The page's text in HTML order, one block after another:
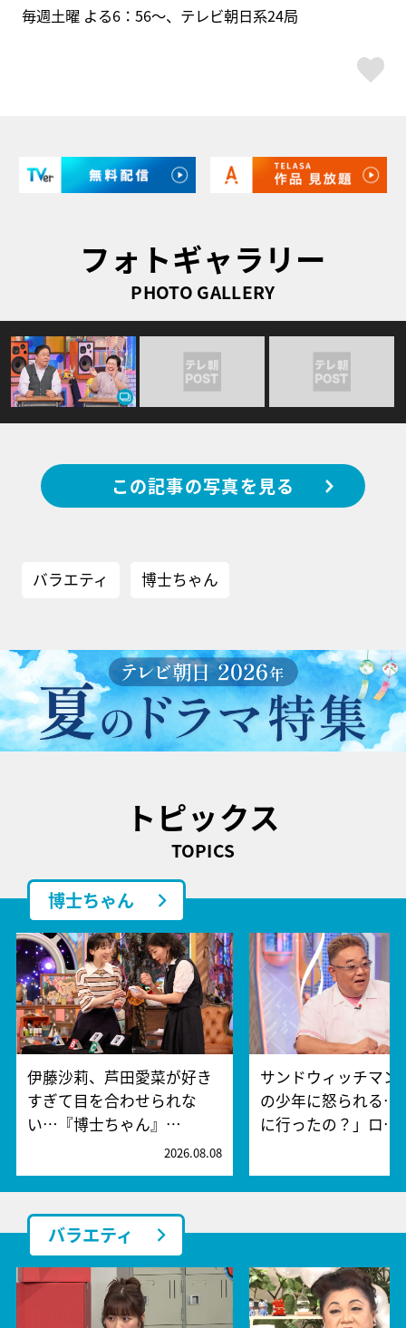
毎週土曜 よる6：56～、テレビ朝日系24局
フォトギャラリー
PHOTO GALLERY
この記事の写真を見る
バラエティ 博士ちゃん
トピックス
TOPICS
博士ちゃん
伊藤沙莉、芦田愛菜が好き
すぎて目を合わせられな
い…『博士ちゃん』…
2026.08.08
サンドウィッチマン
の少年に怒られる…
に行ったの？」ロ…
バラエティ